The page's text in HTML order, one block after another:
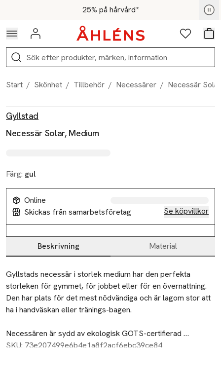
Hoppa till navigationsmenyn25% på hårvård*
För medlemmar - Shoppa nu
Logga in Favoriter
Sök
Start / Skönhet / Tillbehör / Necessärer / Necessär
Gyllstad
Necessär Solar, Medium
Färg: gul
Online
Skickas från samarbetsföretag
Se köpvillkor
Beskrivning Material
Beskrivning
Gyllstads necessär i storlek medium har den perfekta
storleken för gymmet, för jobbet eller för en övernattning.
Den har plats för det mest nödvändiga och är lagom stor att
ha i handväskan eller tränings-bagen.
Necessären är sydd av ekologisk GOTS-certifierad
bomullsväv med fin struktur. Fodrad med stadigt foder.
SKU: 73e207499e6b4e1a8f2acf6ebc39ce84